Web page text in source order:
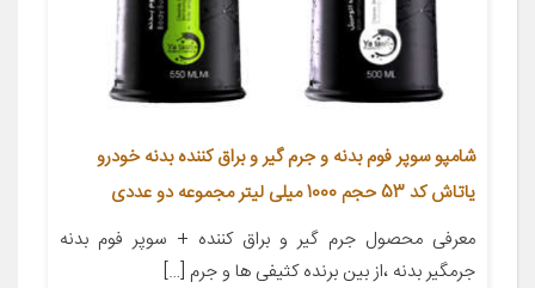
شامپو سوپر فوم بدنه و جرم گیر و براق کننده بدنه خودرو
یاتاش کد 53 حجم 1000 میلی لیتر مجموعه دو عددی
معرفی محصول جرم گیر و براق کننده + سوپر فوم بدنه
جرمگیر بدنه ،از بین برنده کثیفی ها و جرم […]